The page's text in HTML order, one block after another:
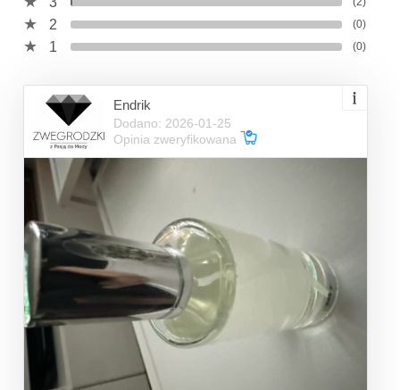
2 (0)
1 (0)
Endrik
Dodano: 2026-01-25
Opinia zweryfikowana